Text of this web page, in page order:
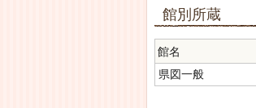
館別所蔵
館名
県図一般